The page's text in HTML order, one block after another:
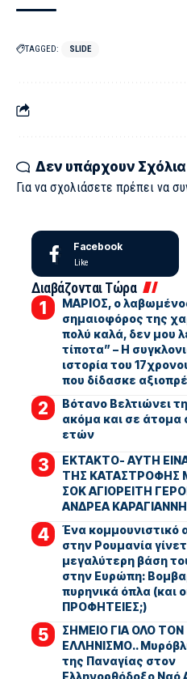
TAGGED: SLIDE
Δεν υπάρχουν Σχόλια
Για να σχολιάσετε πρέπει να
Facebook
Like
Διαβάζονται Τώρα
ΜΑΡΙΟΣ, ο
σημαιοφόρος της
πολύ καλά, δεν μου
τίποτα” – Η
ιστορία του
που δίδασκε
Βότανο Βελτιώνει
ακόμα και σε
ετών
ΕΚΤΑΚΤΟ- ΑΥΤΗ
ΤΗΣ ΚΑΤΑΣΤΡΟΦΗΣ
ΣΟΚ ΑΓΙΟΡΕΙΤΗ
ΑΝΔΡΕΑ ΚΑΡΑΓΙΑΝΝΗ
Ένα κομμουνιστικό
στην Ρουμανία
μεγαλύτερη βάση
στην Ευρώπη:
πυρηνικά όπλα (και
ΠΡΟΦΗΤΕΙΕΣ;)
ΣΗΜΕΙΟ ΓΙΑ ΟΛΟ ΤΟΝ
ΕΛΛΗΝΙΣΜΟ..
της Παναγίας στον